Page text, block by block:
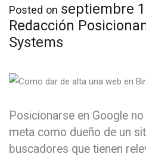
Posted on septiembre
Redacción
Systems
Posicionarse en Google
meta como dueño de un
buscadores que tienen